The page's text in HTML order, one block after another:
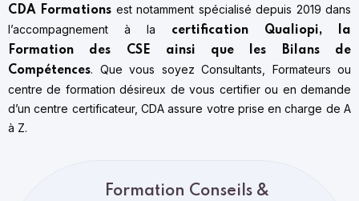
CDA Formations est notamment spécialisé depuis 2019 dans
l’accompagnement à la certification Qualiopi, la
Formation des CSE ainsi que les Bilans de
Compétences. Que vous soyez Consultants, Formateurs ou
centre de formation désireux de vous certifier ou en demande
d’un centre certificateur, CDA assure votre prise en charge de A
à Z.
Formation Conseils &